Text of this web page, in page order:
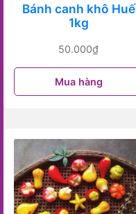
Bánh canh khô Huế
1kg
50.000₫
Mua hàng